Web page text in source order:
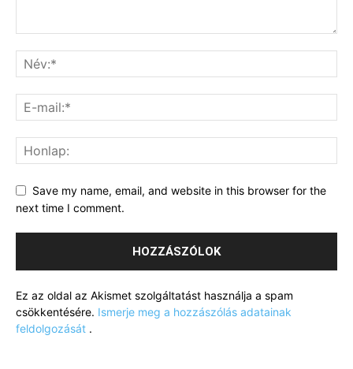
Save my name, email, and website in this browser for the
next time I comment.
Ez az oldal az Akismet szolgáltatást használja a spam
csökkentésére. Ismerje meg a hozzászólás adatainak
feldolgozását .